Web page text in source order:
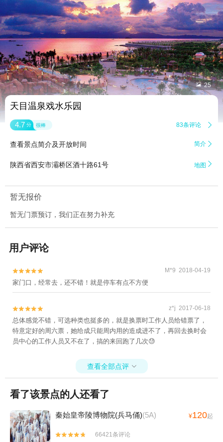
 25
天目温泉戏水乐园
4.7 分 很棒 83条评论 
查看景点简介及开放时间 简介 
陕西省西安市灞桥区酒十路61号 地图 
暂无报价
暂无门票预订，我们正在努力补充
用户评论

 M*9 2018-04-19
家门口，经常去，还不错！就是停车有点不方便

 z*j 2017-06-18
总体感觉不错，可选种类也挺多的，就是换票时工作人员给错票了，
特意定好的周六票，她给成只能周内用的造成进不了，再回去换时会
员中心的工作人员又不在了，搞的来回跑了几次😓
查看全部点评 
看了该景点的人还看了
秦始皇帝陵博物院(兵马俑)(5A) ¥120起


66421条评论
